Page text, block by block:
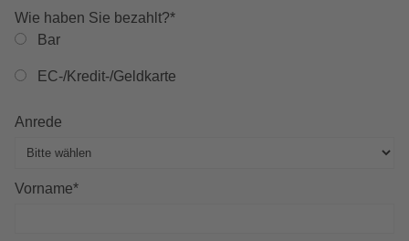
Wie haben Sie bezahlt?*
Bar
EC-/Kredit-/Geldkarte
Anrede
Vorname*